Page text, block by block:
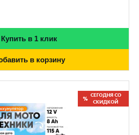
Купить в 1 клик
в корзину
СЕГОДНЯ СО
СКИДКОЙ